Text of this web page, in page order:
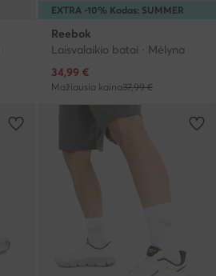
EXTRA -10% Kodas: SUMMER
Reebok
Laisvalaikio batai · Mėlyna
Dabartinė kaina
34,99 €
Mažiausia kaina37,99 €